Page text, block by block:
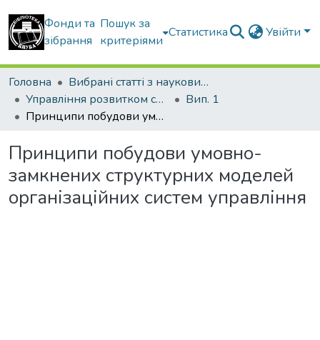
Фонди та
зібрання
Пошук за
критеріями
Статистика Увійти
Головна
Вибрані статті з наукових збірників КНУБА
Управління розвитком складних систем
Вип. 1
Принципи побудови умовно-замкнених структурних моделей організаційних систем управління
Принципи побудови умовно-
замкнених структурних моделей
організаційних систем управління